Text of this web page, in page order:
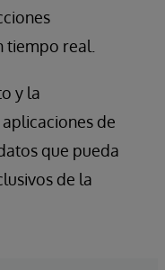
real.
y la
de
que pueda
de la